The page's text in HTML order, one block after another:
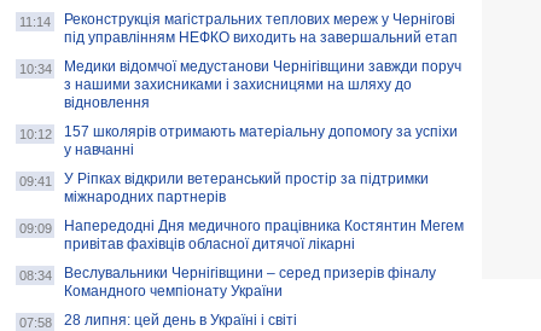
11:14
Реконструкція магістральних теплових мереж у Чернігові
під управлінням НЕФКО виходить на завершальний етап
10:34
Медики відомчої медустанови Чернігівщини завжди поруч
з нашими захисниками і захисницями на шляху до
відновлення
10:12
157 школярів отримають матеріальну допомогу за успіхи
у навчанні
09:41
У Ріпках відкрили ветеранський простір за підтримки
міжнародних партнерів
09:09
Напередодні Дня медичного працівника Костянтин Мегем
привітав фахівців обласної дитячої лікарні
08:34
Веслувальники Чернігівщини – серед призерів фіналу
Командного чемпіонату України
07:58 28 липня: цей день в Україні і світі